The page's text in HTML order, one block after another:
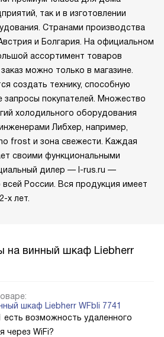
так и в изготовлении
Странами производства
и Болгария. На официальном
ассортимент товаров
можно только в магазине.
создать технику, способную
покупателей. Множество
холодильного оборудования
Либхер, например,
frost и зона свежести. Каждая
своими функциональными
дилер — l-rus.ru —
всей России. Вся продукция имеет
х лет.
на винный шкаф Liebherr
шкаф Liebherr WFbli 7741
есть возможность удаленного
через WiFi?